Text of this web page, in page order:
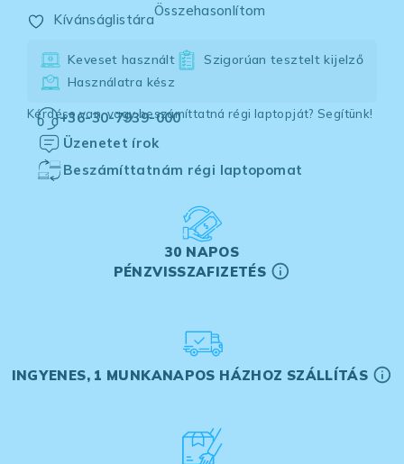
Kívánságlistára
Összehasonlítom
Keveset használt
Szigorúan tesztelt kijelző
Használatra kész
Kérdése van, vagy beszámíttatná régi laptopját? Segítünk!
+36-30-7939-000
Üzenetet írok
Beszámíttatnám régi laptopomat
30 NAPOS
PÉNZVISSZAFIZETÉS
INGYENES, 1 MUNKANAPOS HÁZHOZ SZÁLLÍTÁS